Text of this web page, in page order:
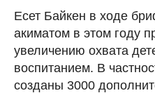
Есет Байкен в ходе
акиматом в этом году
увеличению охвата
воспитанием. В
созданы 3000